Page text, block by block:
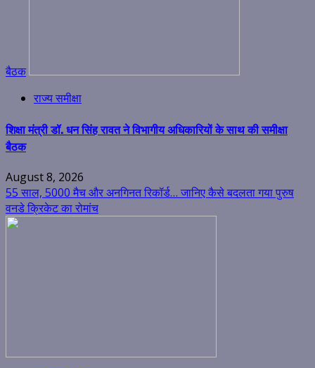
बैठक
राज्य समीक्षा
शिक्षा मंत्री डॉ. धन सिंह रावत ने विभागीय अधिकारियों के साथ की समीक्षा
बैठक
August 8, 2026
55 साल, 5000 मैच और अनगिनत रिकॉर्ड… जानिए कैसे बदलता गया पुरुष
वनडे क्रिकेट का रोमांच